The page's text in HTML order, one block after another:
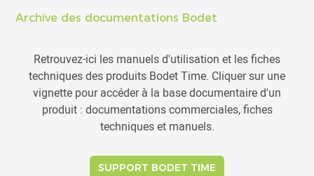
Archive des documentations Bodet
Retrouvez-ici les manuels d'utilisation et les fiches
techniques des produits Bodet Time. Cliquer sur une
vignette pour accéder à la base documentaire d'un
produit : documentations commerciales, fiches
techniques et manuels.
SUPPORT BODET TIME